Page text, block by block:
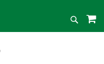
Suche